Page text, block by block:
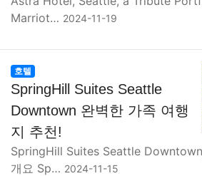
Marriot… 2024-11-19
호텔
SpringHill Suites Seattle
Downtown 완벽한 가족 여행
지 추천!
SpringHill Suites Seattle
개요 Sp… 2024-11-15